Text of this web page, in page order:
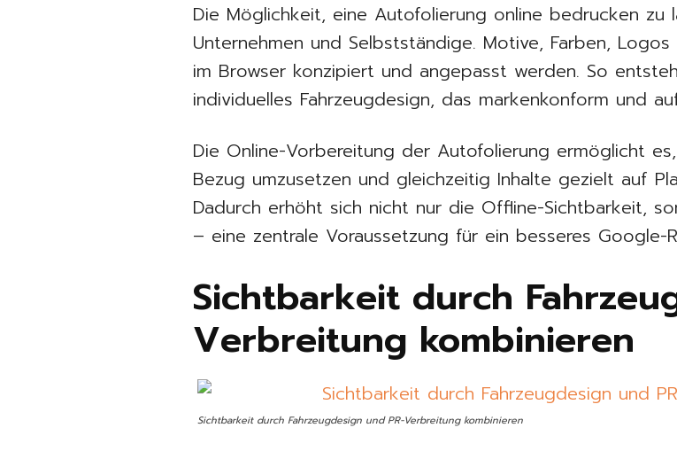
Die Möglichkeit, eine Autofolierung online bedrucken
Unternehmen und Selbstständige. Motive, Farben,
im Browser konzipiert und angepasst werden. So
individuelles Fahrzeugdesign, das markenkonform und
Die Online-Vorbereitung der Autofolierung ermöglicht
Bezug umzusetzen und gleichzeitig Inhalte gezielt auf
Dadurch erhöht sich nicht nur die Offline-Sichtbarkeit,
– eine zentrale Voraussetzung für ein besseres Google-
Sichtbarkeit durch
Verbreitung kombinieren
Sichtbarkeit durch Fahrzeugdesign und PR-Verbreitung kombinieren